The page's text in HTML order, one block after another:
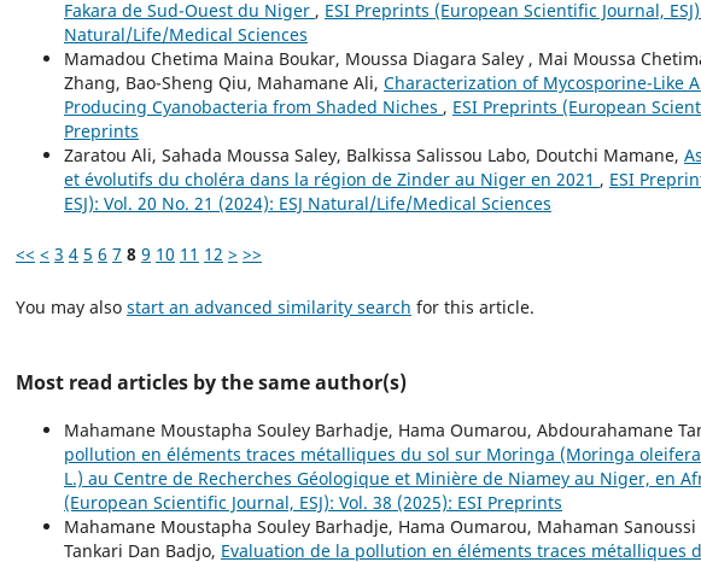
Fakara de Sud-Ouest du Niger , ESI Preprints (European Scientific Journal,
Natural/Life/Medical Sciences
Mamadou Chetima Maina Boukar, Moussa Diagara Saley , Mai Moussa
Zhang, Bao-Sheng Qiu, Mahamane Ali, Characterization of Mycosporine-Like
Producing Cyanobacteria from Shaded Niches , ESI Preprints (European
Preprints
Zaratou Ali, Sahada Moussa Saley, Balkissa Salissou Labo, Doutchi Mamane,
et évolutifs du choléra dans la région de Zinder au Niger en 2021 , ESI
ESJ): Vol. 20 No. 21 (2024): ESJ Natural/Life/Medical Sciences
<< < 3 4 5 6 7 8 9 10 11 12 > >>
You may also start an advanced similarity search for this article.
Most read articles by the same author(s)
Mahamane Moustapha Souley Barhadje, Hama Oumarou, Abdourahamane
pollution en éléments traces métalliques du sol sur Moringa (Moringa
L.) au Centre de Recherches Géologique et Minière de Niamey au Niger, en
(European Scientific Journal, ESJ): Vol. 38 (2025): ESI Preprints
Mahamane Moustapha Souley Barhadje, Hama Oumarou, Mahaman
Tankari Dan Badjo, Evaluation de la pollution en éléments traces métalliques